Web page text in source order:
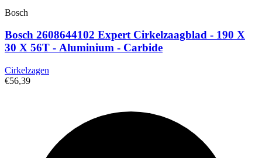
Bosch
Bosch 2608644102 Expert Cirkelzaagblad - 190 X
30 X 56T - Aluminium - Carbide
Cirkelzagen
€56,39